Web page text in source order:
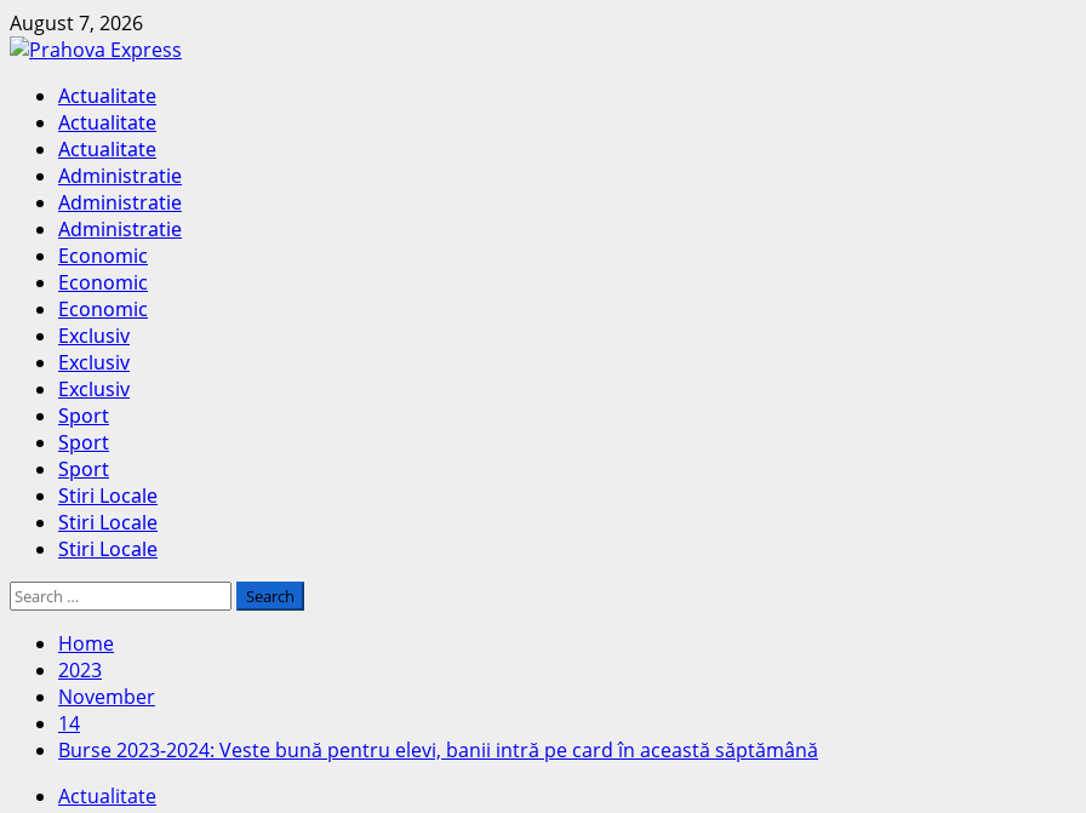
Skip
to
August 7, 2026
Primary
Menu
Actualitate
Actualitate
Actualitate
Administratie
Administratie
Administratie
Economic
Economic
Economic
Exclusiv
Exclusiv
Exclusiv
Sport
Sport
Sport
Stiri Locale
Stiri Locale
Stiri Locale
Search
Home
2023
November
14
Burse 2023-2024: Veste bună pentru elevi, banii intră pe card în această săptămână
Actualitate